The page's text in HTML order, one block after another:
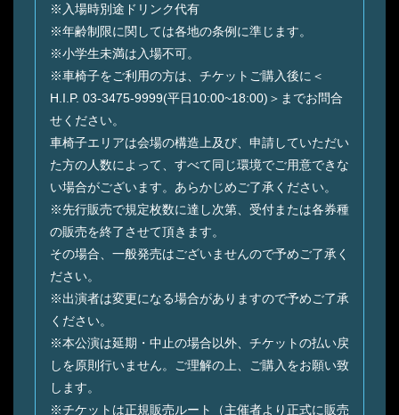
※⼊場時別途ドリンク代有
※年齢制限に関しては各地の条例に準じます。
※⼩学⽣未満は⼊場不可。
※⾞椅⼦をご利⽤の⽅は、チケットご購⼊後に＜
H.I.P. 03-3475-9999(平⽇10:00~18:00)＞までお問合
せください。
⾞椅⼦エリアは会場の構造上及び、申請していただい
た⽅の⼈数によって、すべて同じ環境でご⽤意できな
い場合がございます。あらかじめご了承ください。
※先⾏販売で規定枚数に達し次第、受付または各券種
の販売を終了させて頂きます。
その場合、⼀般発売はございませんので予めご了承く
ださい。
※出演者は変更になる場合がありますので予めご了承
ください。
※本公演は延期・中⽌の場合以外、チケットの払い戻
しを原則⾏いません。ご理解の上、ご購⼊をお願い致
します。
※チケットは正規販売ルート（主催者より正式に販売